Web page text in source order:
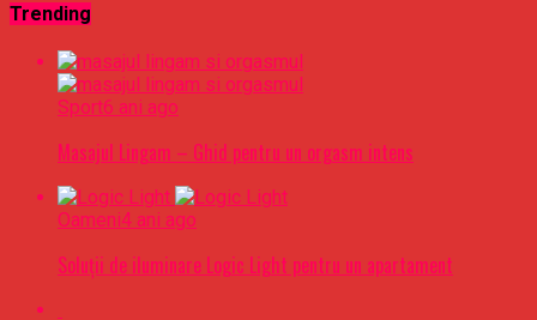
Trending
Sport6 ani ago
Masajul Lingam – Ghid pentru un orgasm intens
Oameni4 ani ago
Soluții de iluminare Logic Light pentru un apartament